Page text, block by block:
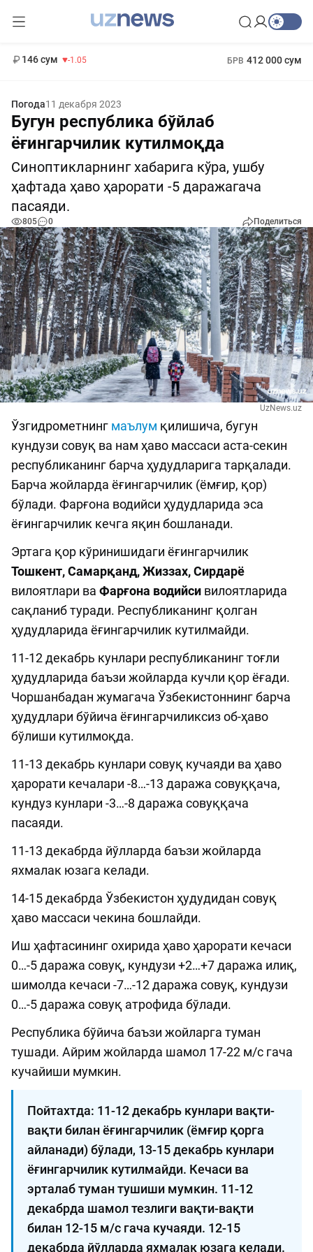
146 сум -1.05 БРВ 412 000 сум
Погода11 декабря 2023
Бугун республика бўйлаб
ёғингарчилик кутилмоқда
Синоптикларнинг хабарига кўра, ушбу
ҳафтада ҳаво ҳарорати -5 даражагача
пасаяди.
805 0 Поделиться
UzNews.uz
Ўзгидрометнинг маълум қилишича, бугун
кундузи совуқ ва нам ҳаво массаси аста-секин
республиканинг барча ҳудудларига тарқалади.
Барча жойларда ёғингарчилик (ёмғир, қор)
бўлади. Фарғона водийси ҳудудларида эса
ёғингарчилик кечга яқин бошланади.
Эртага қор кўринишидаги ёғингарчилик
Тошкент, Самарқанд, Жиззах, Сирдарё
вилоятлари ва Фарғона водийси вилоятларида
сақланиб туради. Республиканинг қолган
ҳудудларида ёғингарчилик кутилмайди.
11-12 декабрь кунлари республиканинг тоғли
ҳудудларида баъзи жойларда кучли қор ёғади.
Чоршанбадан жумагача Ўзбекистоннинг барча
ҳудудлари бўйича ёғингарчиликсиз об-ҳаво
бўлиши кутилмоқда.
11-13 декабрь кунлари совуқ кучаяди ва ҳаво
ҳарорати кечалари -8…-13 даража совуққача,
кундуз кунлари -3…-8 даража совуққача
пасаяди.
11-13 декабрда йўлларда баъзи жойларда
яхмалак юзага келади.
14-15 декабрда Ўзбекистон ҳудудидан совуқ
ҳаво массаси чекина бошлайди.
Иш ҳафтасининг охирида ҳаво ҳарорати кечаси
0…-5 даража совуқ, кундузи +2…+7 даража илиқ,
шимолда кечаси -7…-12 даража совуқ, кундузи
0…-5 даража совуқ атрофида бўлади.
Республика бўйича баъзи жойларга туман
тушади. Айрим жойларда шамол 17-22 м/с гача
кучайиши мумкин.
Пойтахтда: 11-12 декабрь кунлари вақти-
вақти билан ёғингарчилик (ёмғир қорга
айланади) бўлади, 13-15 декабрь кунлари
ёғингарчилик кутилмайди. Кечаси ва
эрталаб туман тушиши мумкин. 11-12
декабрда шамол тезлиги вақти-вақти
билан 12-15 м/с гача кучаяди. 12-15
декабрда йўлларда яхмалак юзага келади.